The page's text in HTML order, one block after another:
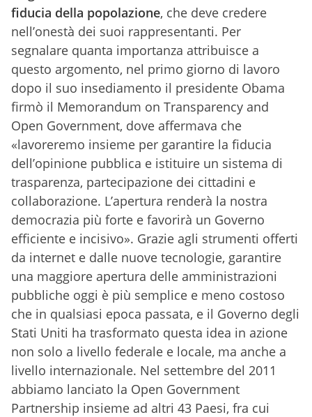
fiducia della popolazione, che deve credere
nell’onestà dei suoi rappresentanti. Per
segnalare quanta importanza attribuisce a
questo argomento, nel primo giorno di lavoro
dopo il suo insediamento il presidente Obama
firmò il Memorandum on Transparency and
Open Government, dove affermava che
«lavoreremo insieme per garantire la fiducia
dell’opinione pubblica e istituire un sistema di
trasparenza, partecipazione dei cittadini e
collaborazione. L’apertura renderà la nostra
democrazia più forte e favorirà un Governo
efficiente e incisivo». Grazie agli strumenti offerti
da internet e dalle nuove tecnologie, garantire
una maggiore apertura delle amministrazioni
pubbliche oggi è più semplice e meno costoso
che in qualsiasi epoca passata, e il Governo degli
Stati Uniti ha trasformato questa idea in azione
non solo a livello federale e locale, ma anche a
livello internazionale. Nel settembre del 2011
abbiamo lanciato la Open Government
Partnership insieme ad altri 43 Paesi, fra cui